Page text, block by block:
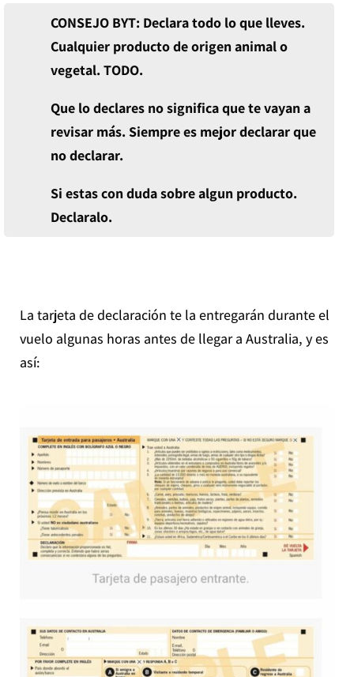
CONSEJO BYT: Declara todo lo que lleves.
Cualquier producto de origen animal o
vegetal. TODO.
Que lo declares no significa que te vayan a
revisar más. Siempre es mejor declarar que
no declarar.
Si estas con duda sobre algun producto.
Declaralo.
La tarjeta de declaración te la entregarán durante el
vuelo algunas horas antes de llegar a Australia, y es
así: